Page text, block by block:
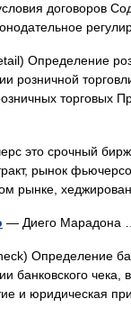
договоров
Определение
розничной
это срочный
рынок
рынке,
— Диего Марадона
Определение
банковского
и юридическая